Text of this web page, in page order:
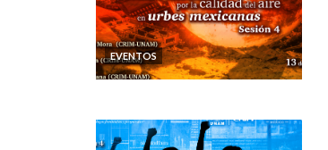
EVENTOS